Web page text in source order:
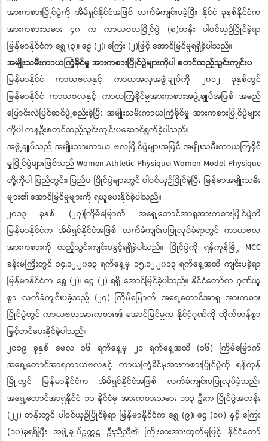
အားကစားပြိုင်ပွဲကို အိမ်ရှင်နိုင်ငံအဖြစ် လက်ခံကျင်းပခဲ့ပြီး နိုင်ငံ ခုနစ်နိုင်ငံက
အားကစားသမား ၄၀ က ကာယဗလပြိုင်ပွဲ (၈)တန်း ပါဝင်ယှဉ်ပြိုင်ခဲ့ရာ
မြန်မာနိုင်ငံက ရွှေ (၃)၊ ငွေ (၂)၊ ကြေး (၂)ဖြင့် အောင်မြင်မှုရရှိခဲ့ပါသည်။
အမျိုးသမီးကာယကြံ့ခိုင်မှု အားကစားပြိုင်ပွဲများကိုပါ စတင်ထည့်သွင်းကျင်းပ
မြန်မာနိုင်ငံ ကာယဗလနှင့် ကာယအလှအဖွဲ့ချုပ်ကို ၂၀၁၂ ခုနှစ်တွင်
မြန်မာနိုင်ငံ ကာယဗလနှင့် ကာယကြံ့ခိုင်မှုအားကစားအဖွဲ့ချုပ်အဖြစ် အမည်
ပြောင်းလဲပြင်ဆင်ဖွဲ့စည်းခဲ့ပြီး အမျိုးသမီးကာယကြံ့ခိုင်မှု အားကစားပြိုင်ပွဲများ
ကိုပါ ကနဦးစတင်ထည့်သွင်းကျင်းပဆောင်ရွက်ခဲ့ပါသည်။
အဖွဲ့ချုပ်သည် အမျိုးသားကာယ ဗလပြိုင်ပွဲများအပြင် အမျိုးသမီးကာယကြံ့ခိုင်
မှုပြိုင်ပွဲများဖြစ်သည့် Women Athletic Physique၊ Women Model Physique
တို့ကိုပါ ပြည်တွင်း၊ ပြည်ပ ပြိုင်ပွဲများတွင် ပါဝင်ယှဉ်ပြိုင်ခဲ့ပြီး မြန်မာအမျိုးသမီး
များ၏ အောင်မြင်မှုများကို ရယူပေးနိုင်ခဲ့ပါသည်။
၂၀၁၃ ခုနှစ် (၂၇)ကြိမ်မြောက် အရှေ့တောင်အာရှအားကစားပြိုင်ပွဲကို
မြန်မာနိုင်ငံက အိမ်ရှင်နိုင်ငံအဖြစ် လက်ခံကျင်းပပြုလုပ်ခဲ့ရာတွင် ကာယဗလ
အားကစားကို ထည့်သွင်းကျင်းပခွင့်ရရှိခဲ့ပါသည်။ ပြိုင်ပွဲကို ရန်ကုန်မြို့ MCC
ခန်းမကြီးတွင် ၁၄.၁၂.၂၀၁၃ ရက်နေ့မှ ၁၅.၁၂.၂၀၁၃ ရက်နေ့အထိ ကျင်းပခဲ့ရာ
မြန်မာနိုင်ငံက ရွှေ (၂)၊ ငွေ (၂) ရရှိ အောင်မြင်ခဲ့ပါသည်။ နိုင်ငံတော်က ဂုဏ်ယူ
စွာ လက်ခံကျင်းပခဲ့သည့် (၂၇) ကြိမ်မြောက် အရှေ့တောင်အာရှ အားကစား
ပြိုင်ပွဲတွင် ကာယဗလအားကစား၏ အောင်မြင်မှုက နိုင်ငံ့ဂုဏ်ကို ထိုက်တန်စွာ
မြှင့်တင်ပေးနိုင်ခဲ့ပါသည်။
၂၀၁၉ ခုနှစ် မေလ ၁၆ ရက်နေ့မှ ၂၁ ရက်နေ့အထိ (၁၆) ကြိမ်မြောက်
အရှေ့တောင်အာရှကာယဗလနှင့် ကာယကြံ့ခိုင်မှုအားကစားပြိုင်ပွဲကို ရန်ကုန်
မြို့တွင် မြန်မာနိုင်ငံက အိမ်ရှင်နိုင်ငံအဖြစ် လက်ခံကျင်းပပြုလုပ်ခဲ့သည်။
အရှေ့တောင်အာရှနိုင်ငံ ၁၀ နိုင်ငံမှ အားကစားသမား ၁၁၃ ဦးက ပြိုင်ပွဲအတန်း
(၂၂) တန်းတွင် ပါဝင်ယှဉ်ပြိုင်ခဲ့ရာ မြန်မာနိုင်ငံက ရွှေ (၉)၊ ငွေ (၁၀) နှင့် ကြေး
(၁၀)ခုရရှိပြီး အဖွဲ့ချုပ်ဥက္ကဋ္ဌ ဦးညီညီ၏ ကြိုးစားအားထုတ်မှုဖြင့် နိုင်ငံတော်